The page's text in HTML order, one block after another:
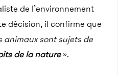
de l’environnement
décision, il confirme que
animaux sont sujets de
de la nature».